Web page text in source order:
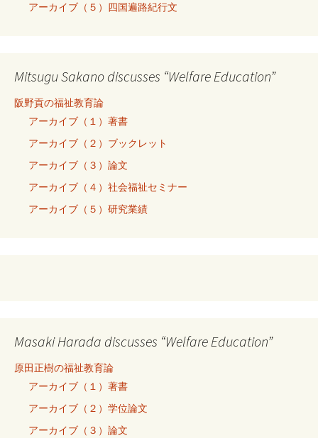
アーカイブ（５）四国遍路紀行文
Mitsugu Sakano discusses “Welfare Education”
阪野貢の福祉教育論
アーカイブ（１）著書
アーカイブ（２）ブックレット
アーカイブ（３）論文
アーカイブ（４）社会福祉セミナー
アーカイブ（５）研究業績
Masaki Harada discusses “Welfare Education”
原田正樹の福祉教育論
アーカイブ（１）著書
アーカイブ（２）学位論文
アーカイブ（３）論文